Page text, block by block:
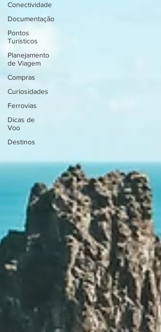
Conectividade
Documentação
Pontos
Turísticos
Planejamento
de Viagem
Compras
Curiosidades
Ferrovias
Dicas de
Voo
Destinos